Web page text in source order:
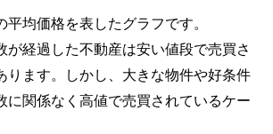
均価格を表したグラフです。
が経過した不動産は安い値段で売買さ
ります。しかし、大きな物件や好条件
に関係なく高値で売買されているケー